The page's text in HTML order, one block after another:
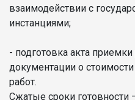
взаимодействии с
инстанциями;
- подготовка акта
документации о
работ.
Сжатые сроки готовности